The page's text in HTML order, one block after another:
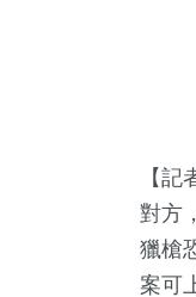
【
對方
獵槍
案可